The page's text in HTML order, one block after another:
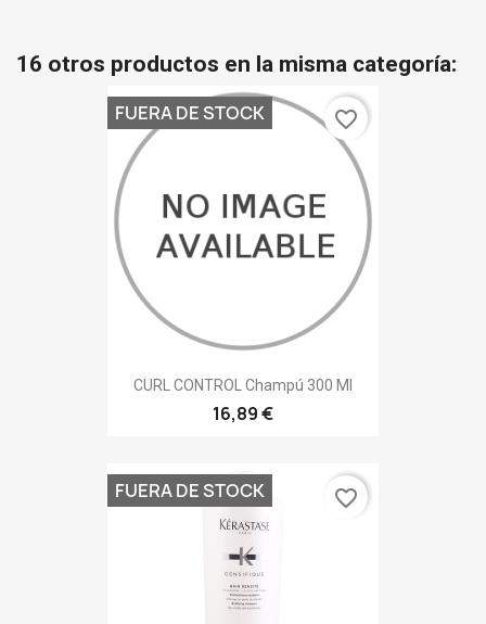
16 otros productos en la misma categoría:
CURL CONTROL Champú 300 Ml
16,89 €
FUERA DE STOCK favorite_border
FUERA DE STOCK favorite_border